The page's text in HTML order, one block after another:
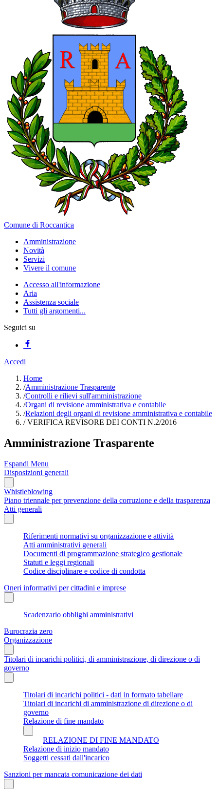
Comune di Roccantica
Amministrazione
Novità
Servizi
Vivere il comune
Accesso all'informazione
Aria
Assistenza sociale
Tutti gli argomenti...
Seguici su
Accedi
Home
/Amministrazione Trasparente
/Controlli e rilievi sull'amministrazione
/Organi di revisione amministrativa e contabile
/Relazioni degli organi di revisione amministrativa e contabile
/VERIFICA REVISORE DEI CONTI N.2/2016
Amministrazione Trasparente
Espandi Menu
Disposizioni generali
Whistleblowing
Piano triennale per prevenzione della corruzione e della trasparenza
Atti generali
Riferimenti normativi su organizzazione e attività
Atti amministrativi generali
Documenti di programmazione strategico gestionale
Statuti e leggi regionali
Codice disciplinare e codice di condotta
Oneri informativi per cittadini e imprese
Scadenzario obblighi amministrativi
Burocrazia zero
Organizzazione
Titolari di incarichi politici, di amministrazione, di direzione o di
governo
Titolari di incarichi politici - dati in formato tabellare
Titolari di incarichi di amministrazione di direzione o di
governo
Relazione di fine mandato
RELAZIONE DI FINE MANDATO
Relazione di inizio mandato
Soggetti cessati dall'incarico
Sanzioni per mancata comunicazione dei dati